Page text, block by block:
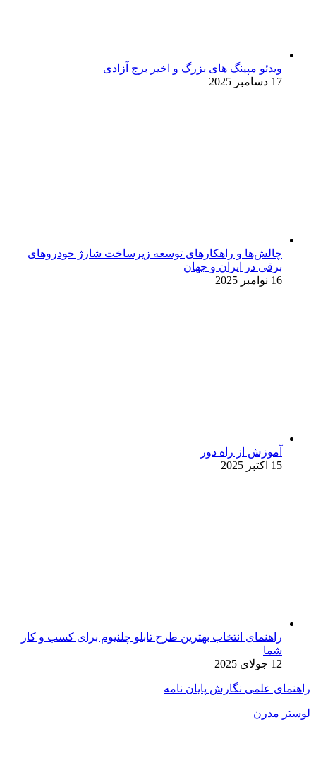
ویدئو مپینگ های بزرگ و اخیر برج آزادی
17 دسامبر 2025
چالش‌ها و راهکارهای توسعه زیرساخت شارژ خودروهای
برقی در ایران و جهان
16 نوامبر 2025
آموزش از راه دور
15 اکتبر 2025
راهنمای انتخاب بهترین طرح تابلو چلنیوم برای کسب و کار
شما
12 جولای 2025
راهنمای علمی نگارش پایان نامه
لوستر مدرن